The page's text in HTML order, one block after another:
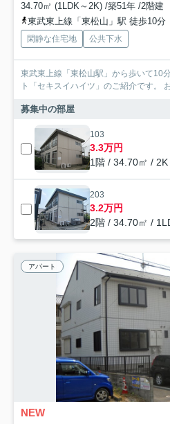
34.70㎡ (1LDK～2K) /築51年 /2階建
東武東上線「東松山」駅 徒歩10分
閑静な住宅地 公共下水
東武東上線「東松山駅」から歩いて10
ト
募集中の部屋
103
3.3万円
1階 / 34.70㎡ / 2K
203
3.2万円
2階 / 34.70㎡ /
アパート
NEW